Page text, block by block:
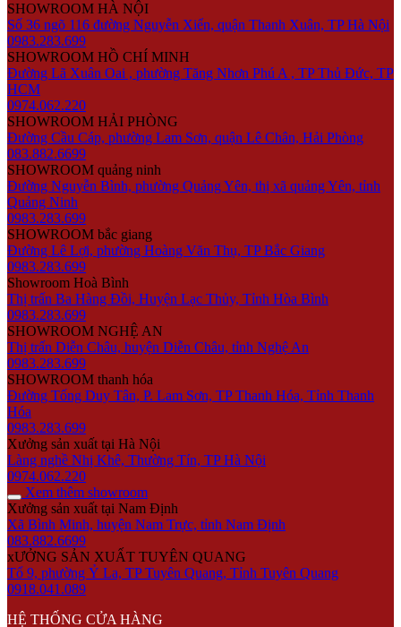
SHOWROOM HÀ NỘI
Số 36 ngõ 116 đường Nguyễn Xiển, quận Thanh Xuân, TP Hà Nội
0983.283.699
SHOWROOM HỒ CHÍ MINH
Đường Lã Xuân Oai , phường Tăng Nhơn Phú A , TP Thủ Đức, TP
HCM
0974.062.220
SHOWROOM HẢI PHÒNG
Đường Cầu Cáp, phường Lam Sơn, quận Lê Chân, Hải Phòng
083.882.6699
SHOWROOM quảng ninh
Đường Nguyễn Bình, phường Quảng Yên, thị xã quảng Yên, tỉnh
Quảng Ninh
0983.283.699
SHOWROOM bắc giang
Đường Lê Lợi, phường Hoàng Văn Thụ, TP Bắc Giang
0983.283.699
Showroom Hoà Bình
Thị trấn Ba Hàng Đồi, Huyện Lạc Thủy, Tỉnh Hòa Bình
0983.283.699
SHOWROOM NGHỆ AN
Thị trấn Diễn Châu, huyện Diễn Châu, tỉnh Nghệ An
0983.283.699
SHOWROOM thanh hóa
Đường Tống Duy Tân, P. Lam Sơn, TP Thanh Hóa, Tỉnh Thanh
Hóa
0983.283.699
Xưởng sản xuất tại Hà Nội
Làng nghề Nhị Khê, Thường Tín, TP Hà Nội
0974.062.220
Xem thêm showroom
Xưởng sản xuất tại Nam Định
Xã Bình Minh, huyện Nam Trực, tỉnh Nam Định
083.882.6699
xƯỞNG SẢN XUẤT TUYÊN QUANG
Tổ 9, phường Ỷ La, TP Tuyên Quang, Tỉnh Tuyên Quang
0918.041.089
HỆ THỐNG CỬA HÀNG